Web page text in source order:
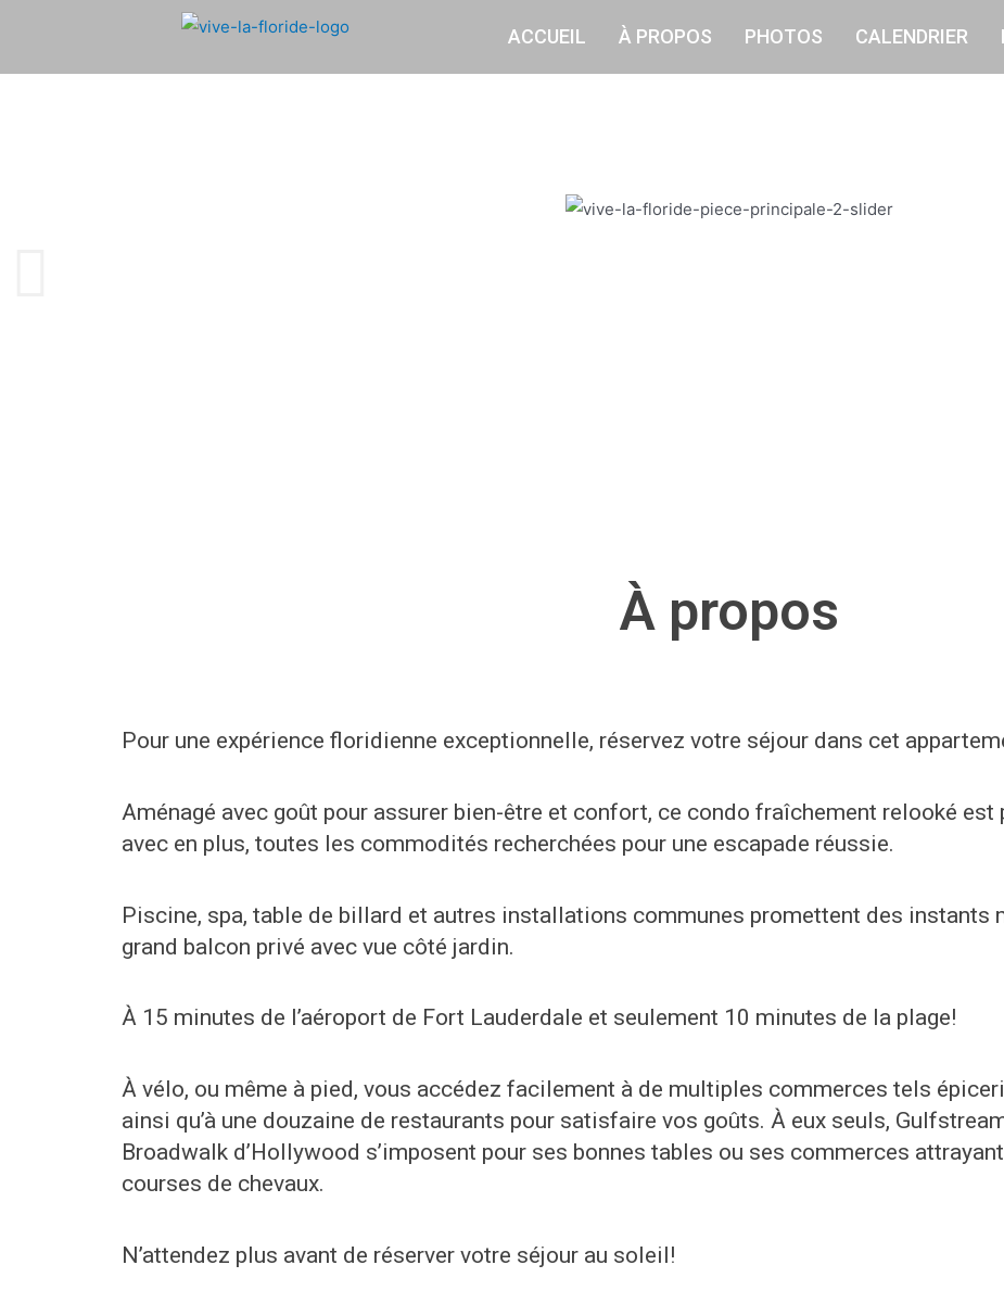
ACCUEIL À PROPOS PHOTOS CALENDRIER
À propos
Pour une expérience floridienne exceptionnelle, réservez votre séjour dans cet
Aménagé avec goût pour assurer bien-être et confort, ce condo fraîchement relooké est
avec en plus, toutes les commodités recherchées pour une escapade réussie.
Piscine, spa, table de billard et autres installations communes promettent des instants
grand balcon privé avec vue côté jardin.
À 15 minutes de l’aéroport de Fort Lauderdale et seulement 10 minutes de la plage!
À vélo, ou même à pied, vous accédez facilement à de multiples commerces tels
ainsi qu’à une douzaine de restaurants pour satisfaire vos goûts. À eux seuls,
Broadwalk d’Hollywood s’imposent pour ses bonnes tables ou ses commerces
courses de chevaux.
N’attendez plus avant de réserver votre séjour au soleil!